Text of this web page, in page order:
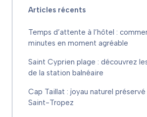
Articles récents
Temps d’attente à l’hôtel :
minutes en moment agréable
Saint Cyprien plage : découvrez
de la station balnéaire
Cap Taillat : joyau naturel
Saint-Tropez